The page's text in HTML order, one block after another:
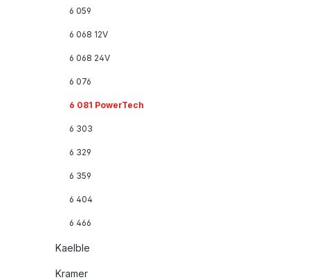
6 059
6 068 12V
6 068 24V
6 076
6 081 PowerTech
6 303
6 329
6 359
6 404
6 466
Kaelble
Kramer